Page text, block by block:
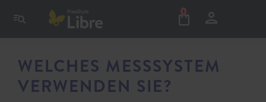
0
WELCHES MESSSYSTEM
VERWENDEN SIE?